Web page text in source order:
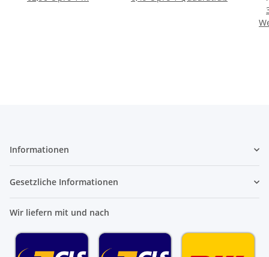
Informationen
Gesetzliche Informationen
Wir liefern mit und nach